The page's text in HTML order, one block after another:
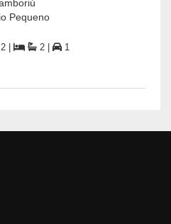
Pequeno
2 | 2 | 1